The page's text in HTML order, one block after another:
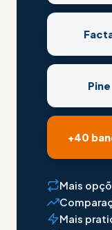
Pine
+40
Mais
Mais